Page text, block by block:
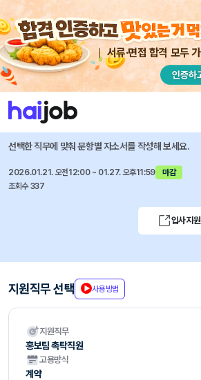
서류·면접 합격 모두
채용공고 자소서 자유항목 자소서 내 작성목록
성균관대학교 즐겨찾기
홍보팀 촉탁직원 채용
선택한 직무에 맞춰 문항별 자소서를 작성해 보세요.
2026.01.21. 오전12:00 ~ 01.27. 오후11:59
마감
조회수 337
입사지원
지원직무 선택 사용방법
지원직무
홍보팀 촉탁직원
고용방식
계약